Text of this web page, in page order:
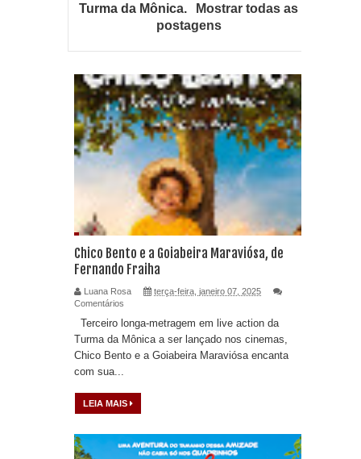
Turma da Mônica.
Mostrar todas as
postagens
Chico Bento e a Goiabeira Maraviósa, de
Fernando Fraiha
Luana Rosa
terça-feira, janeiro 07, 2025
Comentários
Terceiro longa-metragem em live action da
Turma da Mônica a ser lançado nos cinemas,
Chico Bento e a Goiabeira Maraviósa encanta
com sua...
LEIA MAIS